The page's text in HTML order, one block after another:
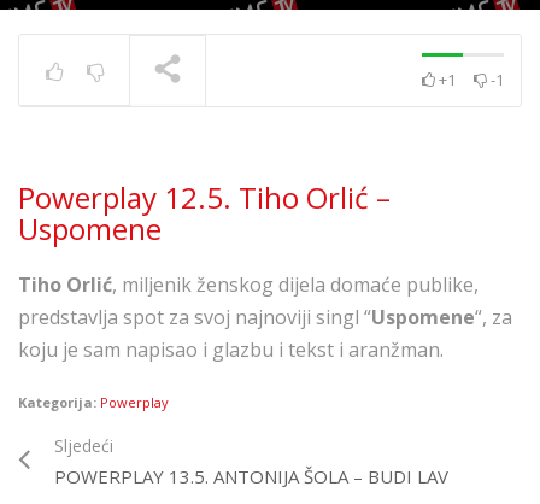
+1 -1
Powerplay 12.5. Tiho Orlić –
Uspomene
Tiho Orlić, miljenik ženskog dijela domaće publike,
predstavlja spot za svoj najnoviji singl “Uspomene“, za
koju je sam napisao i glazbu i tekst i aranžman.
Kategorija: Powerplay
Sljedeći
POWERPLAY 13.5. ANTONIJA ŠOLA – BUDI LAV